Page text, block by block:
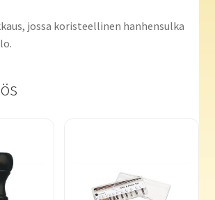
jossa koristeellinen hanhensulka